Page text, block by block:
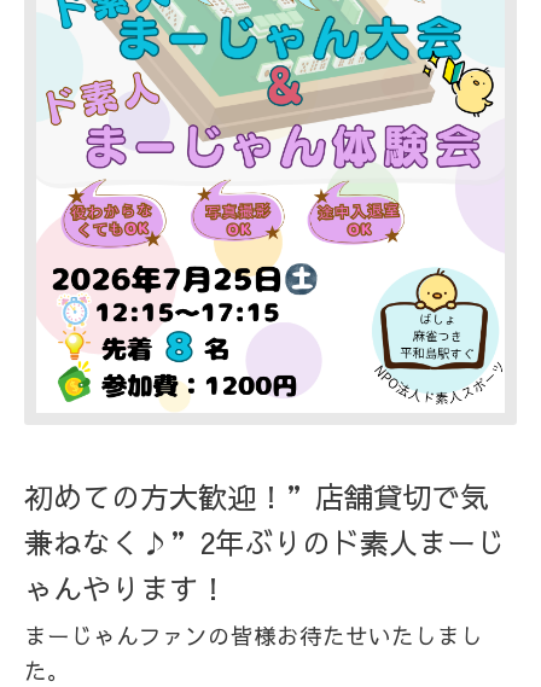
初めての方大歓迎！”店舗貸切で気
兼ねなく♪”2年ぶりのド素人まーじ
ゃんやります！
まーじゃんファンの皆様お待たせいたしまし
た。